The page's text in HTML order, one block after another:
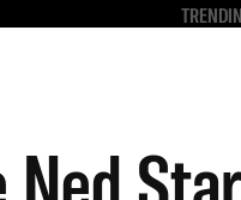
Ned